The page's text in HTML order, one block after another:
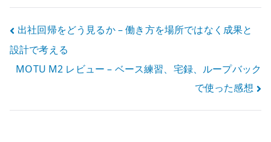
か
投
稿
ナ
ビ
出社回帰をどう見るか – 働き方を場所ではなく成果と
設計で考える
MOTU M2 レビュー – ベース練習、宅録、ループバック
で使った感想